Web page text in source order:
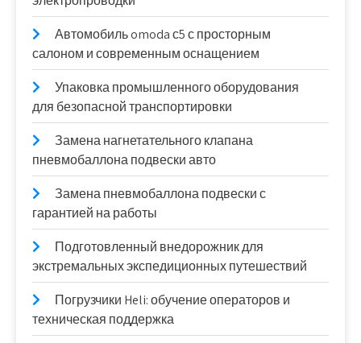
Автомобиль omoda с5 с просторным
салоном и современным оснащением
Упаковка промышленного оборудования
для безопасной транспортировки
Замена нагнетательного клапана
пневмобаллона подвески авто
Замена пневмобаллона подвески с
гарантией на работы
Подготовленный внедорожник для
экстремальных экспедиционных путешествий
Погрузчики Heli: обучение операторов и
техническая поддержка